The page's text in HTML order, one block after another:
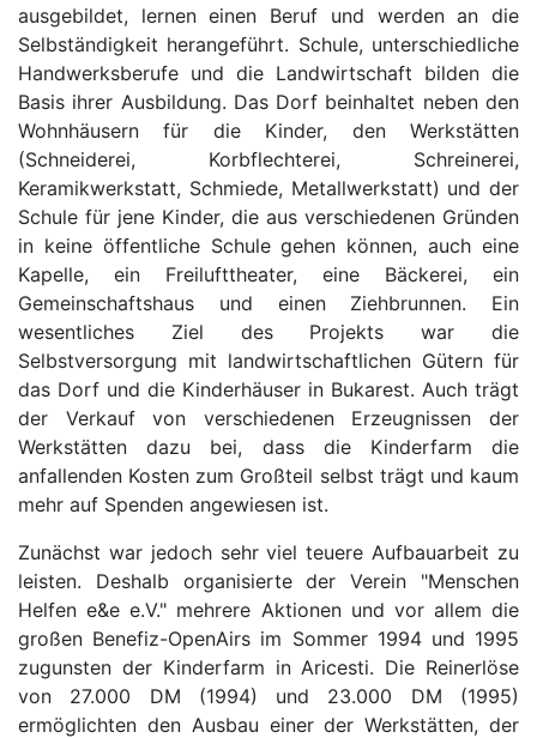
ausgebildet, lernen einen Beruf und werden an die
Selbständigkeit herangeführt. Schule, unterschiedliche
Handwerksberufe und die Landwirtschaft bilden die
Basis ihrer Ausbildung. Das Dorf beinhaltet neben den
Wohnhäusern für die Kinder, den Werkstätten
(Schneiderei, Korbflechterei, Schreinerei,
Keramikwerkstatt, Schmiede, Metallwerkstatt) und der
Schule für jene Kinder, die aus verschiedenen Gründen
in keine öffentliche Schule gehen können, auch eine
Kapelle, ein Freilufttheater, eine Bäckerei, ein
Gemeinschaftshaus und einen Ziehbrunnen. Ein
wesentliches Ziel des Projekts war die
Selbstversorgung mit landwirtschaftlichen Gütern für
das Dorf und die Kinderhäuser in Bukarest. Auch trägt
der Verkauf von verschiedenen Erzeugnissen der
Werkstätten dazu bei, dass die Kinderfarm die
anfallenden Kosten zum Großteil selbst trägt und kaum
mehr auf Spenden angewiesen ist.
Zunächst war jedoch sehr viel teuere Aufbauarbeit zu
leisten. Deshalb organisierte der Verein "Menschen
Helfen e&e e.V." mehrere Aktionen und vor allem die
großen Benefiz-OpenAirs im Sommer 1994 und 1995
zugunsten der Kinderfarm in Aricesti. Die Reinerlöse
von 27.000 DM (1994) und 23.000 DM (1995)
ermöglichten den Ausbau einer der Werkstätten, der